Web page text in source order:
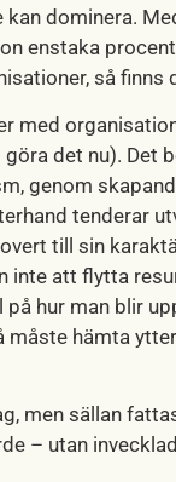
dominera.
enstaka
så
med
det nu). Det
genom
tenderar
till sin
inte att flytta
hur man blir
hämta
men sällan
– utan